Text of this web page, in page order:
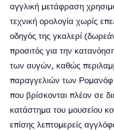
αγγλική μετάφραση
τεχνική ορολογία χωρίς
οδηγός της γκαλερί
προσιτός για την
των αυγών, καθώς
παραγγελιών των
που βρίσκονται πλέον σε
κατάστημα του μουσείου
επίσης λεπτομερείς